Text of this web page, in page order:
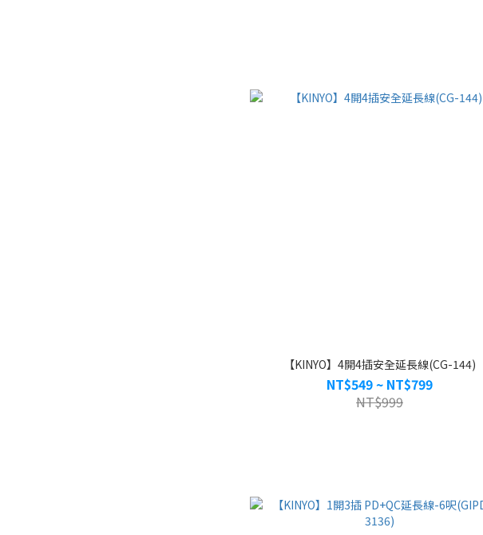
【KINYO】4開4插安全延長線(CG-144)
NT$549 ~ NT$799
NT$999